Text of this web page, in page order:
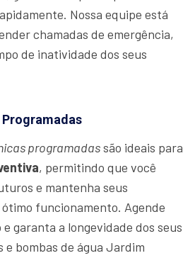
Nossa equipe está
chamadas de emergência,
de inatividade dos seus
programadassão ideais para
, permitindo que você
e mantenha seus
funcionamento. Agende
garanta a longevidade dos seus
e bombas de água Jardim